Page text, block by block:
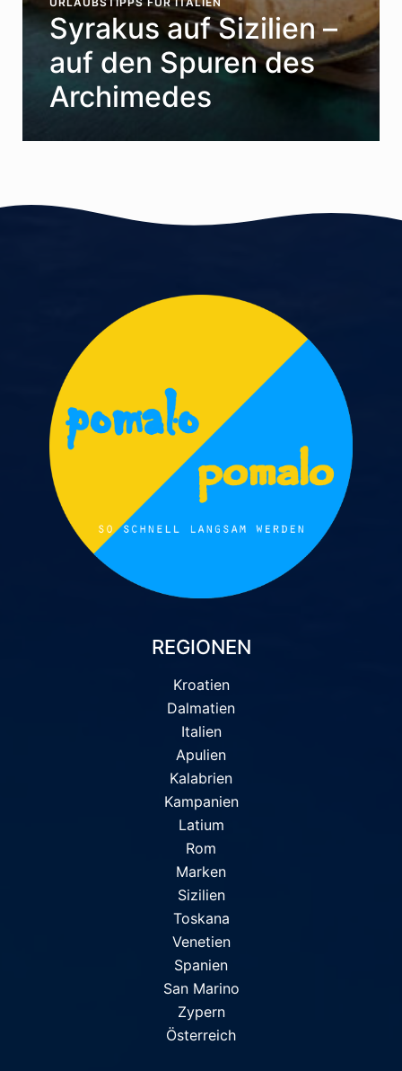
Syrakus auf Sizilien –
auf den Spuren des
Archimedes
REGIONEN
Kroatien
Dalmatien
Italien
Apulien
Kalabrien
Kampanien
Latium
Rom
Marken
Sizilien
Toskana
Venetien
Spanien
San Marino
Zypern
Österreich